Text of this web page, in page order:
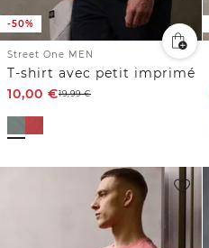
-50%
Street One MEN
T-shirt avec petit imprimé
10,00 €19,99€